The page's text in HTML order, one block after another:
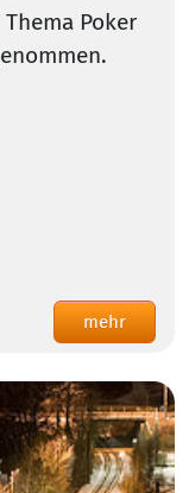
Thema Poker
mehr